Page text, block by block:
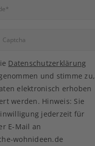
Datenschutzerklärung
und stimme zu,
elektronisch erhoben
werden. Hinweis: Sie
jederzeit für
E-Mail an
wohnideen.de